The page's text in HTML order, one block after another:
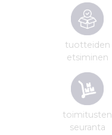
tuotteiden
etsiminen
toimitusten
seuranta